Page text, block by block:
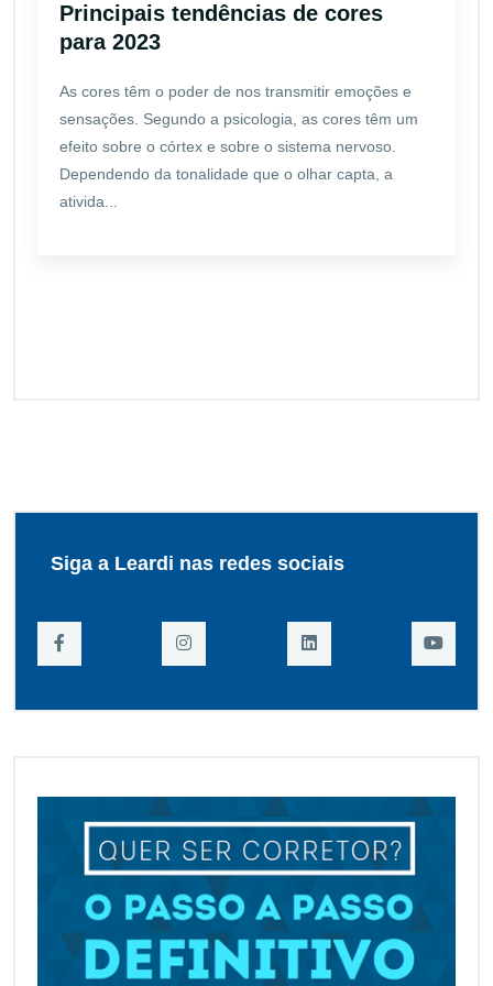
Principais tendências de cores
para 2023
As cores têm o poder de nos transmitir emoções e
sensações. Segundo a psicologia, as cores têm um
efeito sobre o córtex e sobre o sistema nervoso.
Dependendo da tonalidade que o olhar capta, a
ativida...
Siga a Leardi nas redes sociais